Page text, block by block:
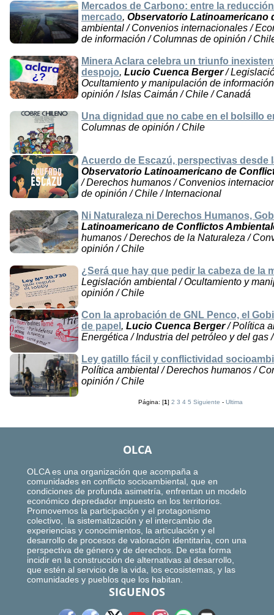
Mercados de Carbono: entre la
mercado, Observatorio Latinoamericano
ambiental / Convenios internacionales /
de información / Columnas de opinión /
Minera Aclara celebra un triunfo
despojo, Lucio Cuenca Berger/
Ocultamiento y manipulación de
opinión / Islas Caimán / Chile / Canadá
Una dignidad que no cabe en el bolsillo
Columnas de opinión / Chile
Acuerdo de Escazú, perspectivas
Observatorio Latinoamericano de
/ Derechos humanos / Convenios
de opinión / Chile / Internacional
Ni Naturaleza ni Derechos Humanos,
Latinoamericano de Conflictos
humanos / Derechos de la Naturaleza /
opinión / Chile
¿Será que hay que pedir la cabeza de la
Legislación ambiental / Ocultamiento y
opinión / Chile
Con la aprobación de GNL Penco, el
de papel , Lucio Cuenca Berger/ Política
Energética / Industria del petróleo y del gas
Ley gatillo fácil y conflictividad
Política ambiental / Derechos humanos /
opinión / Chile
Página: [1]2 3 4 5 Siguiente -Ultima
OLCA
OLCA es una organización que acompaña a
comunidades en conflicto socioambiental, que en
condiciones de profunda asimetría, enfrentan un modelo
económico depredador impuesto en los territorios.
Promovemos la participación y el protagonismo
colectivo, la sistematización y el intercambio de
experiencias y conocimientos, la articulación y el
desarrollo de procesos de valoración identitaria, con una
perspectiva de género y de derechos. De esta forma
incidir en la construcción de alternativas al desarrollo,
que estén al servicio de la vida, los ecosistemas, y las
comunidades y pueblos que los habitan.
SIGUENOS